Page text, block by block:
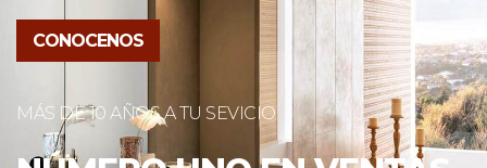
INSTALACIÓN DE MUEBLES
DE BAÑO